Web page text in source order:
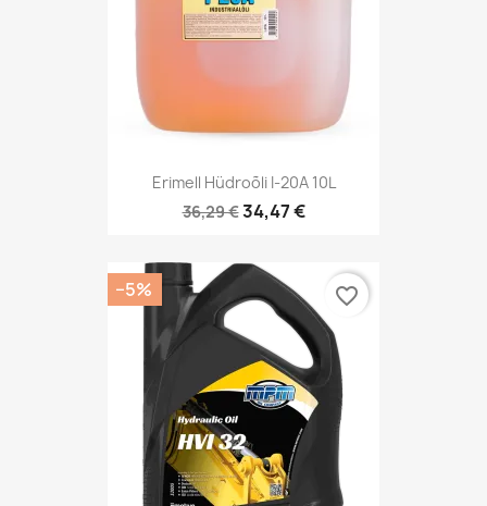
Erimell Hüdroõli I-20A 10L
36,29 €34,47 €
−5% favorite_border